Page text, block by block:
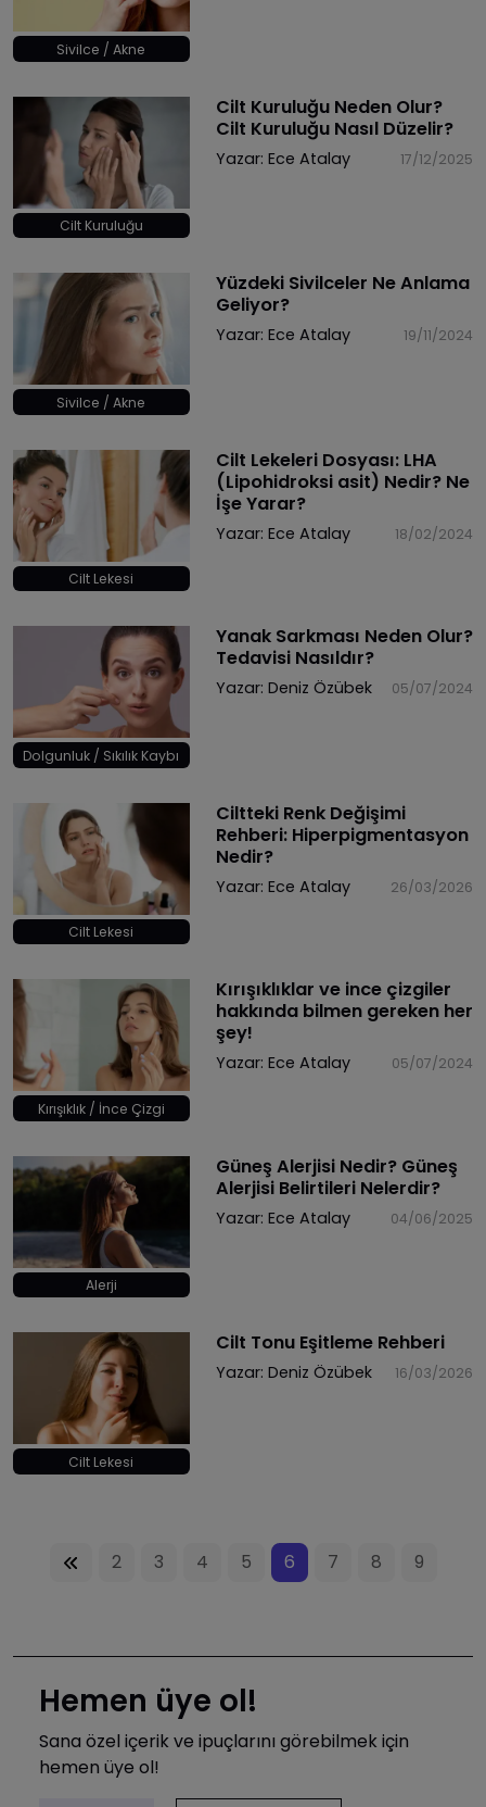
Sivilce / Akne
Cilt Kuruluğu
Cilt Kuruluğu Neden Olur?
Cilt Kuruluğu Nasıl Düzelir?
Yazar: Ece Atalay 17/12/2025
Sivilce / Akne
Yüzdeki Sivilceler Ne Anlama
Geliyor?
Yazar: Ece Atalay 19/11/2024
Cilt Lekesi
Cilt Lekeleri Dosyası: LHA
(Lipohidroksi asit) Nedir? Ne
İşe Yarar?
Yazar: Ece Atalay 18/02/2024
Dolgunluk / Sıkılık Kaybı
Yanak Sarkması Neden Olur?
Tedavisi Nasıldır?
Yazar: Deniz Özübek 05/07/2024
Cilt Lekesi
Ciltteki Renk Değişimi
Rehberi: Hiperpigmentasyon
Nedir?
Yazar: Ece Atalay 26/03/2026
Kırışıklık / İnce Çizgi
Kırışıklıklar ve ince çizgiler
hakkında bilmen gereken her
şey!
Yazar: Ece Atalay 05/07/2024
Alerji
Güneş Alerjisi Nedir? Güneş
Alerjisi Belirtileri Nelerdir?
Yazar: Ece Atalay 04/06/2025
Cilt Lekesi
Cilt Tonu Eşitleme Rehberi
Yazar: Deniz Özübek 16/03/2026
2 3 4 5 6 7 8 9
Hemen üye ol!
Sana özel içerik ve ipuçlarını görebilmek için
hemen üye ol!